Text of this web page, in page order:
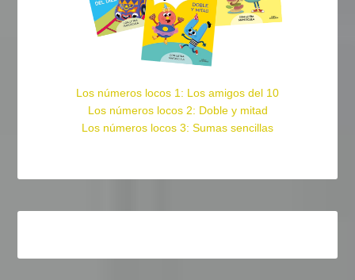
Los números locos 1: Los amigos del 10
Los números locos 2: Doble y mitad
Los números locos 3: Sumas sencillas